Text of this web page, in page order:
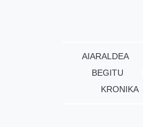
AIARALDEA
BEGITU
KRONIKA